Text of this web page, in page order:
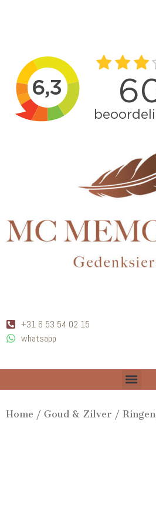
+31 6 53 54 02 15
whatsapp
Home / Goud & Zilver / Ringen